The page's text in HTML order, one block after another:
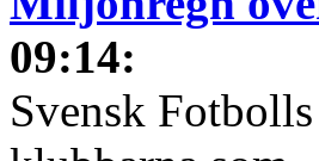
09:14:
Svensk